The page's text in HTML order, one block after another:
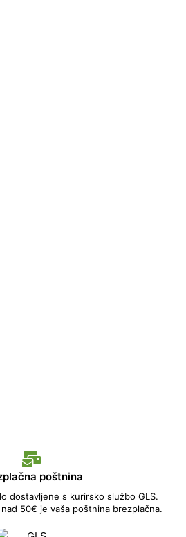
poštnina
dostavljene s kurirsko službo GLS.
50€ je vaša poštnina brezplačna.